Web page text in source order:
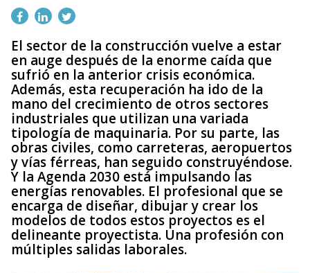
El sector de la construcción vuelve a estar
en auge después de la enorme caída que
sufrió en la anterior crisis económica.
Además, esta recuperación ha ido de la
mano del crecimiento de otros sectores
industriales que utilizan una variada
tipología de maquinaria. Por su parte, las
obras civiles, como carreteras, aeropuertos
y vías férreas, han seguido construyéndose.
Y la Agenda 2030 está impulsando las
energías renovables. El profesional que se
encarga de diseñar, dibujar y crear los
modelos de todos estos proyectos es el
delineante proyectista. Una profesión con
múltiples salidas laborales.